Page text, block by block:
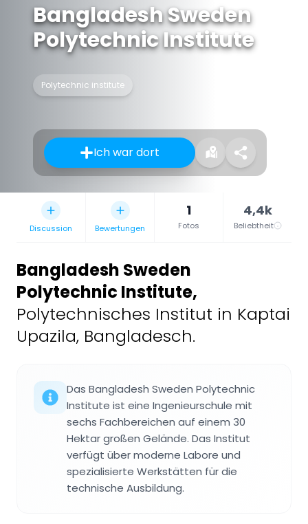
Bangladesh Sweden
Polytechnic Institute
Polytechnic institute
Ich war dort
Discussion Bewertungen
1
Fotos
4,4k
Beliebtheit
Bangladesh Sweden
Polytechnic Institute,
Polytechnisches Institut in Kaptai
Upazila, Bangladesch.
Das Bangladesh Sweden Polytechnic
Institute ist eine Ingenieurschule mit
sechs Fachbereichen auf einem 30
Hektar großen Gelände. Das Institut
verfügt über moderne Labore und
spezialisierte Werkstätten für die
technische Ausbildung.